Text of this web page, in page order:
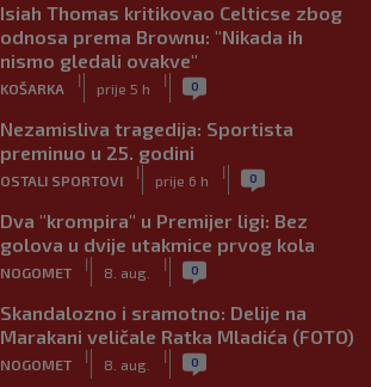
Isiah Thomas kritikovao Celticse zbog
odnosa prema Brownu: "Nikada ih
nismo gledali ovakve"
KOŠARKA
|
prije 5 h
| 0
Nezamisliva tragedija: Sportista
preminuo u 25. godini
OSTALI SPORTOVI
|
prije 6 h
| 0
Dva "krompira" u Premijer ligi: Bez
golova u dvije utakmice prvog kola
NOGOMET
|
8. aug.
| 0
Skandalozno i sramotno: Delije na
Marakani veličale Ratka Mladića (FOTO)
NOGOMET
|
8. aug.
| 0